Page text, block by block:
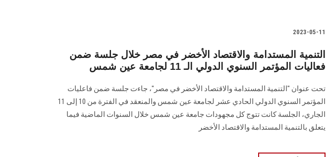
2023-05-11
التنمية المستدامة والاقتصاد الأخضر في مصر خلال جلسة ضمن
فعاليات المؤتمر السنوي الدولي الـ 11 لجامعة عين شمس
تحت عنوان "التنمية المستدامة والاقتصاد الأخضر في مصر"، جاءت جلسة ضمن فاعليات
المؤتمر السنوي الدولي الحادي عشر لجامعة عين شمس والمنعقد في الفترة من 10 إلى 11
الجاري، الجلسة كانت تتوج كل مجهودات جامعة عين شمس خلال السنوات الماضية فيما
يتعلق بالتنمية المستدامة والاقتصاد الأخضر